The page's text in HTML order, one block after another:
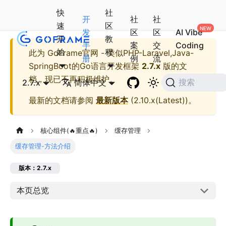
快
速
开
始
开
发
手
册
社
区
教
程
社
区
案
例
社
区
交
流
AI Vibe
Coding
2.7.x 简体中文 搜索
此为 GoFrame官网 - 类似PHP-Laravel,Java-
SpringBoot的Go语言开发框架 2.7.x 版的文
档，现已不再积极维护。
最新的文档请参阅 最新版本(2.10.x(Latest))。
核心组件(🔥重点🔥) 缓存管理
缓存管理-方法介绍
版本：2.7.x
本页总览